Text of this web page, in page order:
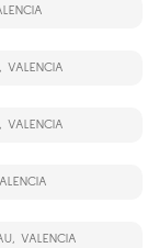
VALENCIA
VALENCIA
VALENCIA